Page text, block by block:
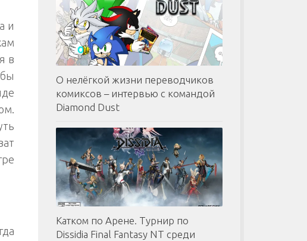
и
в
О нелёгкой жизни переводчиков
комиксов – интервью с командой
Diamond Dust
Катком по Арене. Турнир по
Dissidia Final Fantasy NT среди